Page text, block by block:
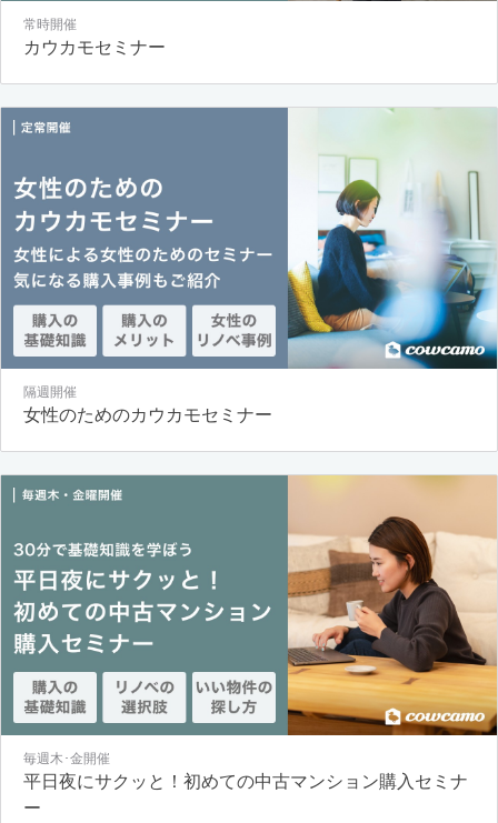
常時開催
カウカモセミナー
隔週開催
女性のためのカウカモセミナー
毎週木･金開催
平日夜にサクッと！初めての中古マンション購入セミナ
ー